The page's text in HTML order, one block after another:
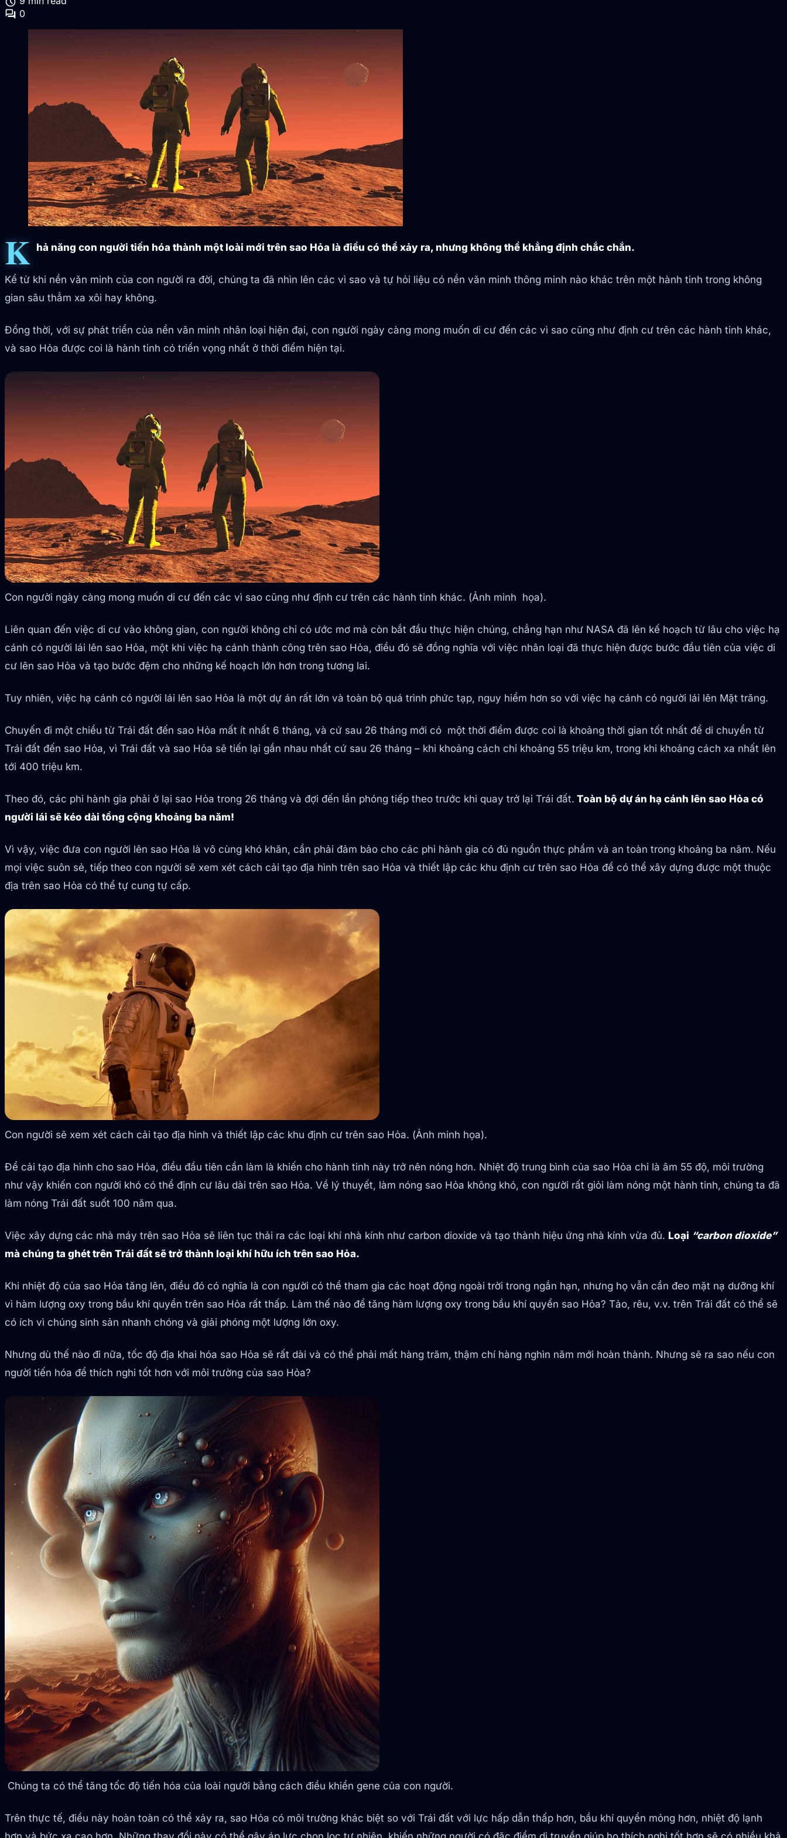
forum 0
K hả năng con người tiến hóa thành một loài mới trên sao Hỏa là điều có thể xảy ra, nhưng không thể khẳng định chắc chắn.
Kể từ khi nền văn minh của con người ra đời, chúng ta đã nhìn lên các vì sao và tự hỏi liệu có nền văn minh thông minh nào khác trên một hành tinh trong không
gian sâu thẳm xa xôi hay không.
Đồng thời, với sự phát triển của nền văn minh nhân loại hiện đại, con người ngày càng mong muốn di cư đến các vì sao cũng như định cư trên các hành tinh khác,
và sao Hỏa được coi là hành tinh có triển vọng nhất ở thời điểm hiện tại.
Con người ngày càng mong muốn di cư đến các vì sao cũng như định cư trên các hành tinh khác. (Ảnh minh họa).
Liên quan đến việc di cư vào không gian, con người không chỉ có ước mơ mà còn bắt đầu thực hiện chúng, chẳng hạn như NASA đã lên kế hoạch từ lâu cho việc hạ
cánh có người lái lên sao Hỏa, một khi việc hạ cánh thành công trên sao Hỏa, điều đó sẽ đồng nghĩa với việc nhân loại đã thực hiện được bước đầu tiên của việc di
cư lên sao Hỏa và tạo bước đệm cho những kế hoạch lớn hơn trong tương lai.
Tuy nhiên, việc hạ cánh có người lái lên sao Hỏa là một dự án rất lớn và toàn bộ quá trình phức tạp, nguy hiểm hơn so với việc hạ cánh có người lái lên Mặt trăng.
Chuyến đi một chiều từ Trái đất đến sao Hỏa mất ít nhất 6 tháng, và cứ sau 26 tháng mới có một thời điểm được coi là khoảng thời gian tốt nhất để di chuyển từ
Trái đất đến sao Hỏa, vì Trái đất và sao Hỏa sẽ tiến lại gần nhau nhất cứ sau 26 tháng – khi khoảng cách chỉ khoảng 55 triệu km, trong khi khoảng cách xa nhất lên
tới 400 triệu km.
Theo đó, các phi hành gia phải ở lại sao Hỏa trong 26 tháng và đợi đến lần phóng tiếp theo trước khi quay trở lại Trái đất. Toàn bộ dự án hạ cánh lên sao Hỏa có
người lái sẽ kéo dài tổng cộng khoảng ba năm!
Vì vậy, việc đưa con người lên sao Hỏa là vô cùng khó khăn, cần phải đảm bảo cho các phi hành gia có đủ nguồn thực phẩm và an toàn trong khoảng ba năm. Nếu
mọi việc suôn sẻ, tiếp theo con người sẽ xem xét cách cải tạo địa hình trên sao Hỏa và thiết lập các khu định cư trên sao Hỏa để có thể xây dựng được một thuộc
địa trên sao Hỏa có thể tự cung tự cấp.
Con người sẽ xem xét cách cải tạo địa hình và thiết lập các khu định cư trên sao Hỏa. (Ảnh minh họa).
Để cải tạo địa hình cho sao Hỏa, điều đầu tiên cần làm là khiến cho hành tinh này trở nên nóng hơn. Nhiệt độ trung bình của sao Hỏa chỉ là âm 55 độ, môi trường
như vậy khiến con người khó có thể định cư lâu dài trên sao Hỏa. Về lý thuyết, làm nóng sao Hỏa không khó, con người rất giỏi làm nóng một hành tinh, chúng ta đã
làm nóng Trái đất suốt 100 năm qua.
Việc xây dựng các nhà máy trên sao Hỏa sẽ liên tục thải ra các loại khí nhà kính như carbon dioxide và tạo thành hiệu ứng nhà kính vừa đủ. Loại “carbon dioxide”
mà chúng ta ghét trên Trái đất sẽ trở thành loại khí hữu ích trên sao Hỏa.
Khi nhiệt độ của sao Hỏa tăng lên, điều đó có nghĩa là con người có thể tham gia các hoạt động ngoài trời trong ngắn hạn, nhưng họ vẫn cần đeo mặt nạ dưỡng khí
vì hàm lượng oxy trong bầu khí quyển trên sao Hỏa rất thấp. Làm thế nào để tăng hàm lượng oxy trong bầu khí quyển sao Hỏa? Tảo, rêu, v.v. trên Trái đất có thể sẽ
có ích vì chúng sinh sản nhanh chóng và giải phóng một lượng lớn oxy.
Nhưng dù thế nào đi nữa, tốc độ địa khai hóa sao Hỏa sẽ rất dài và có thể phải mất hàng trăm, thậm chí hàng nghìn năm mới hoàn thành. Nhưng sẽ ra sao nếu con
người tiến hóa để thích nghi tốt hơn với môi trường của sao Hỏa?
Chúng ta có thể tăng tốc độ tiến hóa của loài người bằng cách điều khiển gene của con người.
Trên thực tế, điều này hoàn toàn có thể xảy ra, sao Hỏa có môi trường khác biệt so với Trái đất với lực hấp dẫn thấp hơn, bầu khí quyển mỏng hơn, nhiệt độ lạnh